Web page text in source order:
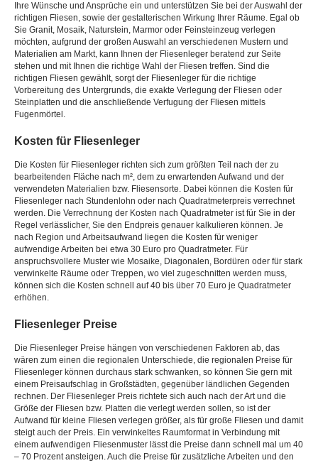
Ihre Wünsche und Ansprüche ein und unterstützen Sie bei der Auswahl der
richtigen Fliesen, sowie der gestalterischen Wirkung Ihrer Räume. Egal ob
Sie Granit, Mosaik, Naturstein, Marmor oder Feinsteinzeug verlegen
möchten, aufgrund der großen Auswahl an verschiedenen Mustern und
Materialien am Markt, kann Ihnen der Fliesenleger beratend zur Seite
stehen und mit Ihnen die richtige Wahl der Fliesen treffen. Sind die
richtigen Fliesen gewählt, sorgt der Fliesenleger für die richtige
Vorbereitung des Untergrunds, die exakte Verlegung der Fliesen oder
Steinplatten und die anschließende Verfugung der Fliesen mittels
Fugenmörtel.
Kosten für Fliesenleger
Die Kosten für Fliesenleger richten sich zum größten Teil nach der zu
bearbeitenden Fläche nach m², dem zu erwartenden Aufwand und der
verwendeten Materialien bzw. Fliesensorte. Dabei können die Kosten für
Fliesenleger nach Stundenlohn oder nach Quadratmeterpreis verrechnet
werden. Die Verrechnung der Kosten nach Quadratmeter ist für Sie in der
Regel verlässlicher, Sie den Endpreis genauer kalkulieren können. Je
nach Region und Arbeitsaufwand liegen die Kosten für weniger
aufwendige Arbeiten bei etwa 30 Euro pro Quadratmeter. Für
anspruchsvollere Muster wie Mosaike, Diagonalen, Bordüren oder für stark
verwinkelte Räume oder Treppen, wo viel zugeschnitten werden muss,
können sich die Kosten schnell auf 40 bis über 70 Euro je Quadratmeter
erhöhen.
Fliesenleger Preise
Die Fliesenleger Preise hängen von verschiedenen Faktoren ab, das
wären zum einen die regionalen Unterschiede, die regionalen Preise für
Fliesenleger können durchaus stark schwanken, so können Sie gern mit
einem Preisaufschlag in Großstädten, gegenüber ländlichen Gegenden
rechnen. Der Fliesenleger Preis richtete sich auch nach der Art und die
Größe der Fliesen bzw. Platten die verlegt werden sollen, so ist der
Aufwand für kleine Fliesen verlegen größer, als für große Fliesen und damit
steigt auch der Preis. Ein verwinkeltes Raumformat in Verbindung mit
einem aufwendigen Fliesenmuster lässt die Preise dann schnell mal um 40
– 70 Prozent ansteigen. Auch die Preise für zusätzliche Arbeiten und den